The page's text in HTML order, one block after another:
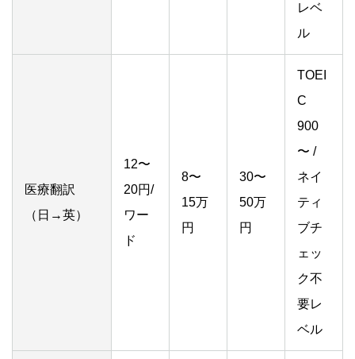
レベ
ル
医療翻訳
（日→英）
12〜
20円/
ワー
ド
8〜
15万
円
30〜
50万
円
TOEI
C
900
〜 /
ネイ
ティ
ブチ
ェッ
ク不
要レ
ベル